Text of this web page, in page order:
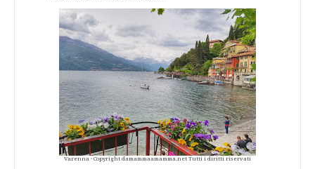
Varenna - Copyright damammaamamma.net Tutti i diritti riservati